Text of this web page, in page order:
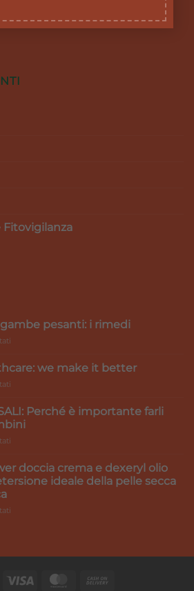
Fitovigilanza
pesanti: i rimedi
e
i
rimedi
we make it better
Healthcare:
we
make
Perché è importante farli
NASALI:
Perché
è
doccia crema e dexeryl olio
ideale della pelle secca
crema
dexeryl